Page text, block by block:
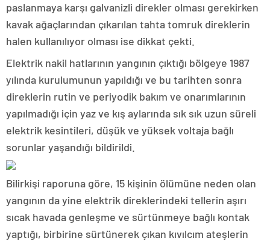
paslanmaya karşı galvanizli direkler olması gerekirken
kavak ağaçlarından çıkarılan tahta tomruk direklerin
halen kullanılıyor olması ise dikkat çekti.
Elektrik nakil hatlarının yangının çıktığı bölgeye 1987
yılında kurulumunun yapıldığı ve bu tarihten sonra
direklerin rutin ve periyodik bakım ve onarımlarının
yapılmadığı için yaz ve kış aylarında sık sık uzun süreli
elektrik kesintileri, düşük ve yüksek voltaja bağlı
sorunlar yaşandığı bildirildi.
Bilirkişi raporuna göre, 15 kişinin ölümüne neden olan
yangının da yine elektrik direklerindeki tellerin aşırı
sıcak havada genleşme ve sürtünmeye bağlı kontak
yaptığı, birbirine sürtünerek çıkan kıvılcım ateşlerin